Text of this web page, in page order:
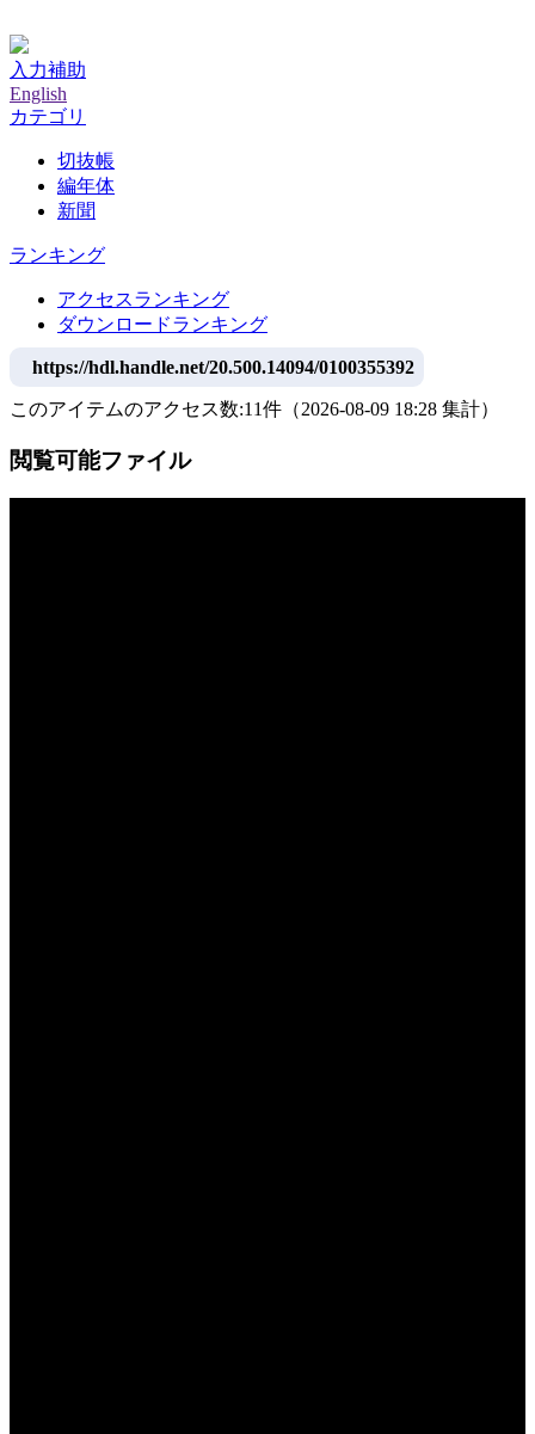
入力補助
English
カテゴリ
切抜帳
編年体
新聞
ランキング
アクセスランキング
ダウンロードランキング
https://hdl.handle.net/20.500.14094/0100355392
このアイテムのアクセス数:11件 （2026-08-09 18:28 集計）
閲覧可能ファイル